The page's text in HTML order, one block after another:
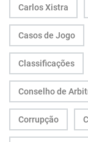
Carlos Xistra
Casos de Jogo
Classificações
Conselho de
Corrupção